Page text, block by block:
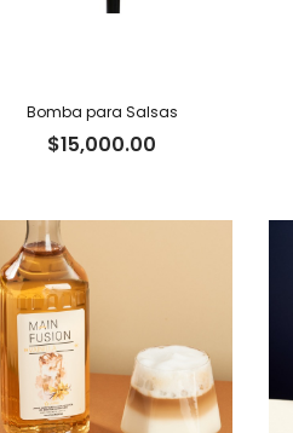
Bomba para Salsas
$15,000.00